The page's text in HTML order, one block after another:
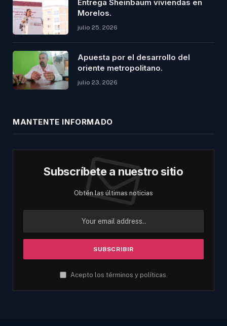
Entrega Sheinbaum viviendas en
Morelos.
julio 25, 2026
Apuesta por el desarrollo del
oriente metropolitano.
julio 23, 2026
MANTENTE INFORMADO
Subscríbete a nuestro sitio
Obtén las últimas noticias
Acepto los términos y políticas.